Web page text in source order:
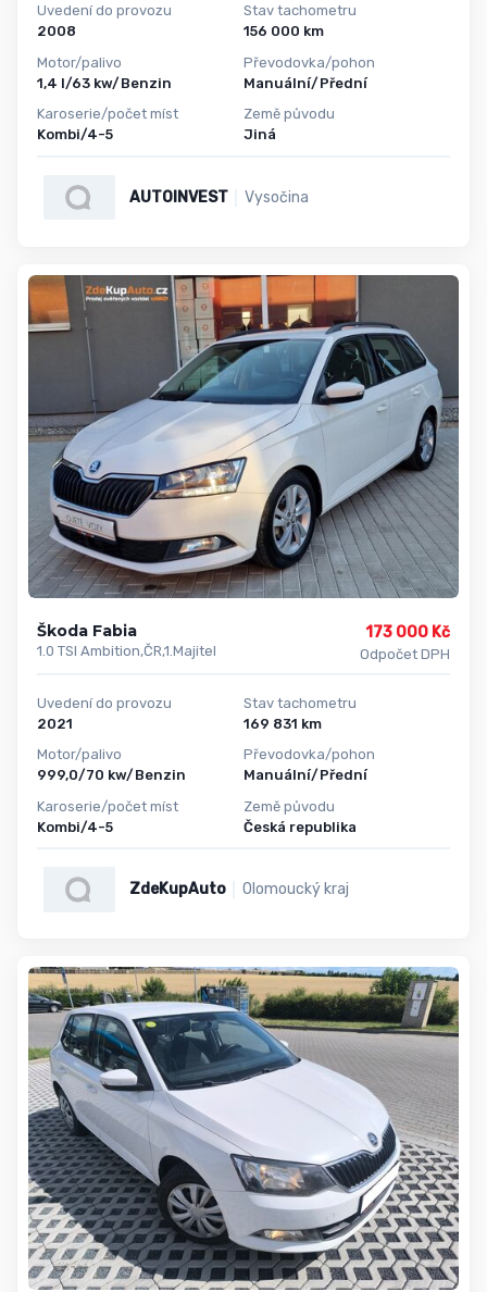
Uvedení do provozu
2008
Motor/palivo
1,4 l/63 kw/Benzin
Karoserie/počet míst
Kombi/4-5
Stav tachometru
156 000 km
Převodovka/pohon
Manuální/Přední
Země původu
Jiná
AUTOINVEST Vysočina
Škoda Fabia
1.0 TSI Ambition,ČR,1.Majitel
173 000 Kč
Odpočet DPH
Uvedení do provozu
2021
Motor/palivo
999,0/70 kw/Benzin
Karoserie/počet míst
Kombi/4-5
Stav tachometru
169 831 km
Převodovka/pohon
Manuální/Přední
Země původu
Česká republika
ZdeKupAuto Olomoucký kraj